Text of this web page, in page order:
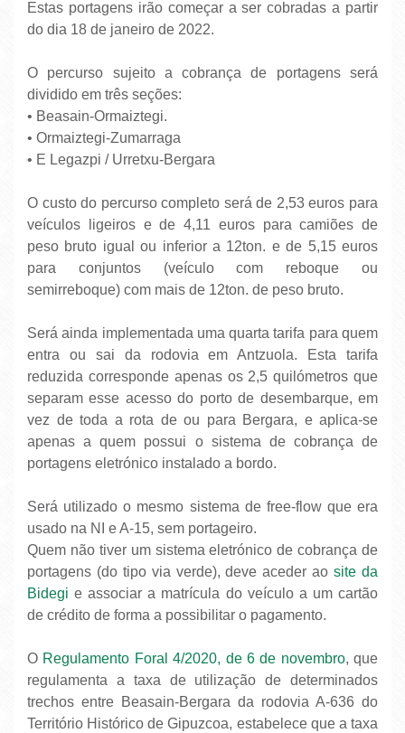
Estas portagens irão começar a ser cobradas a partir
do dia 18 de janeiro de 2022.
O percurso sujeito a cobrança de portagens será
dividido em três seções:
• Beasain-Ormaiztegi.
• Ormaiztegi-Zumarraga
• E Legazpi / Urretxu-Bergara
O custo do percurso completo será de 2,53 euros para
veículos ligeiros e de 4,11 euros para camiões de
peso bruto igual ou inferior a 12ton. e de 5,15 euros
para conjuntos (veículo com reboque ou
semirreboque) com mais de 12ton. de peso bruto.
Será ainda implementada uma quarta tarifa para quem
entra ou sai da rodovia em Antzuola. Esta tarifa
reduzida corresponde apenas os 2,5 quilómetros que
separam esse acesso do porto de desembarque, em
vez de toda a rota de ou para Bergara, e aplica-se
apenas a quem possui o sistema de cobrança de
portagens eletrónico instalado a bordo.
Será utilizado o mesmo sistema de free-flow que era
usado na NI e A-15, sem portageiro.
Quem não tiver um sistema eletrónico de cobrança de
portagens (do tipo via verde), deve aceder aosite da
Bidegi e associar a matrícula do veículo a um cartão
de crédito de forma a possibilitar o pagamento.
O Regulamento Foral 4/2020, de 6 de novembro, que
regulamenta a taxa de utilização de determinados
trechos entre Beasain-Bergara da rodovia A-636 do
Território Histórico de Gipuzcoa, estabelece que a taxa